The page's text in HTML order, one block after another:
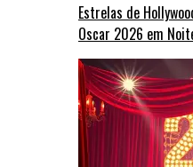
Estrelas de
Oscar 2026 em